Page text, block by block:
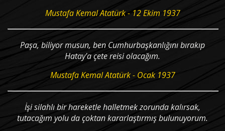
Mustafa Kemal Atatürk - 12 Ekim 1937
Paşa, biliyor musun, ben Cumhurbaşkanlığını bırakıp
Hatay'a çete reisi olacağım.
Mustafa Kemal Atatürk - Ocak 1937
İşi silahlı bir hareketle halletmek zorunda kalırsak,
tutacağım yolu da çoktan kararlaştırmış bulunuyorum.